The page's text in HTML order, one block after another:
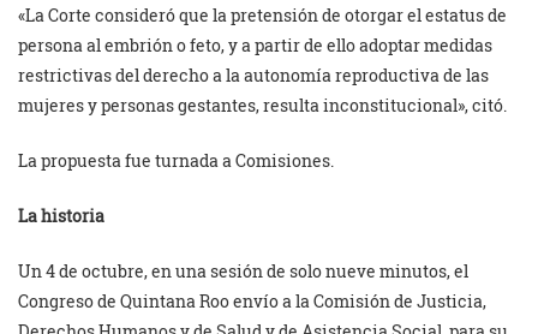
«La Corte consideró que la pretensión de otorgar el estatus de
persona al embrión o feto, y a partir de ello adoptar medidas
restrictivas del derecho a la autonomía reproductiva de las
mujeres y personas gestantes, resulta inconstitucional», citó.
La propuesta fue turnada a Comisiones.
La historia
Un 4 de octubre, en una sesión de solo nueve minutos, el
Congreso de Quintana Roo envío a la Comisión de Justicia,